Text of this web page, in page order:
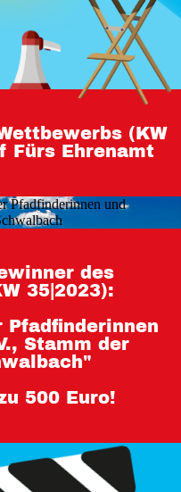
80 Jahre
(KW
Fürs Ehrenamt
des
35|2023):
Pfadfinderinnen
Stamm der
500 Euro!